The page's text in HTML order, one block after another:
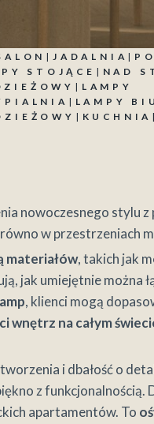
|JADALNIA |
STOJĄCE | NAD
| LAMPY
| LAMPY
| KUCHNIA |
nowoczesnego stylu
w przestrzeniach
materiałów, takich jak
jak umiejętnie można
, klienci mogą
wnętrz na całym
i dbałość o
z
apartamentów. To